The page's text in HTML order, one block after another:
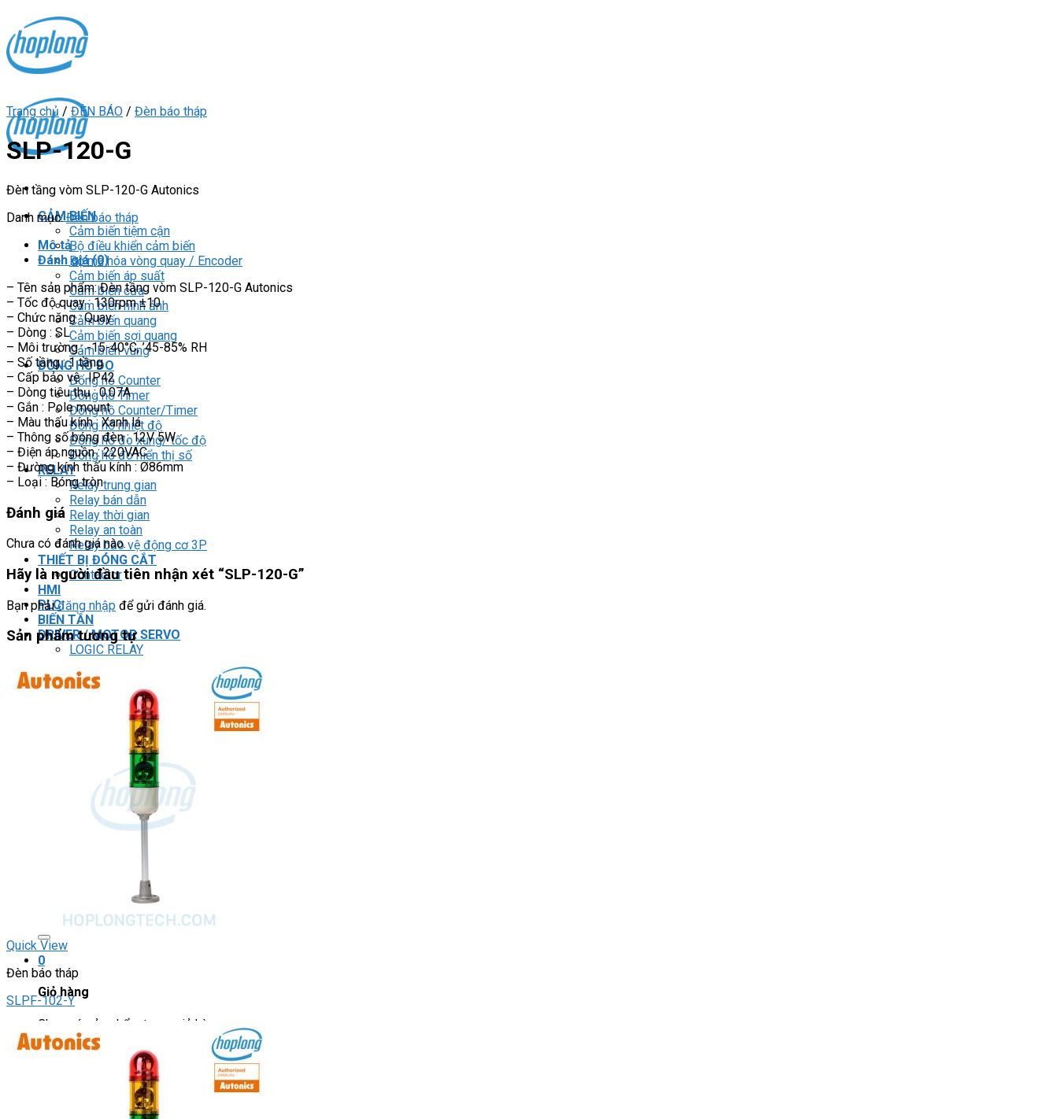
content
CẢM BIẾN
Cảm biến tiệm cận
Bộ điều khiển cảm biến
Bộ mã hóa vòng quay / Encoder
Cảm biến áp suất
Cảm biến cửa
Cảm biến hình ảnh
Cảm biến quang
Cảm biến sợi quang
Cảm biến vùng
ĐỒNG HỒ ĐO
Đồng hồ Counter
Đồng hồ Timer
Đồng hồ Counter/Timer
Đồng hồ nhiệt độ
Đồng hồ đo xung/ tốc độ
Đồng hồ đo hiển thị số
RELAY
Relay trung gian
Relay bán dẫn
Relay thời gian
Relay an toàn
Relay bảo vệ động cơ 3P
THIẾT BỊ ĐÓNG CẮT
Contactor
HMI
PLC
BIẾN TẦN
DRIVER / MOTOR SERVO
LOGIC RELAY
BỘ NGUỒN DC
Robot KUKA
DRIVER / MOTOR STEP
Đèn báo quay
Đèn báo panel tròn
Đèn báo tháp
Đèn báo khác
CHUYỂN MẠCH / NÚT NHẤN
Chuyển mạch có khóa
0
Giỏ hàng
Chưa có sản phẩm trong giỏ hàng.
Trang chủ / ĐÈN BÁO / Đèn báo tháp
SLP-120-G
Đèn tầng vòm SLP-120-G Autonics
Danh mục:Đèn báo tháp
Mô tả
Đánh giá (0)
– Tên sản phẩm: Đèn tầng vòm SLP-120-G Autonics
– Tốc độ quay : 130rpm ±10
– Chức năng : Quay
– Dòng : SL
– Môi trường : -15-40°C, ’45-85% RH
– Số tầng : 1 tầng
– Cấp bảo vệ : IP42
– Dòng tiêu thụ : 0.07A
– Gắn : Pole mount
– Màu thấu kính : Xanh lá
– Thông số bóng đèn : 12V 5W
– Điện áp nguồn : 220VAC
– Đường kính thấu kính : Ø86mm
– Loại : Bóng tròn
Đánh giá
Chưa có đánh giá nào.
Hãy là người đầu tiên nhận xét “SLP-120-G”
Bạn phảiđăng nhập để gửi đánh giá.
Sản phẩm tương tự
Quick View
Đèn báo tháp
SLPF-102-Y